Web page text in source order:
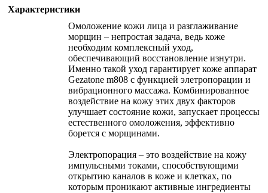
Характеристики
Омоложение кожи лица и разглаживание
морщин – непростая задача, ведь коже
необходим комплексный уход,
обеспечивающий восстановление изнутри.
Именно такой уход гарантирует коже аппарат
Gezatone m808 с функцией элетропорации и
вибрационного массажа. Комбинированное
воздействие на кожу этих двух факторов
улучшает состояние кожи, запускает процессы
естественного омоложения, эффективно
борется с морщинами.
Электропорация – это воздействие на кожу
импульсными токами, способствующими
открытию каналов в коже и клетках, по
которым проникают активные ингредиенты